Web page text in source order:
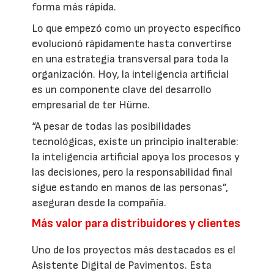
forma más rápida.
Lo que empezó como un proyecto específico
evolucionó rápidamente hasta convertirse
en una estrategia transversal para toda la
organización. Hoy, la inteligencia artificial
es un componente clave del desarrollo
empresarial de ter Hürne.
“A pesar de todas las posibilidades
tecnológicas, existe un principio inalterable:
la inteligencia artificial apoya los procesos y
las decisiones, pero la responsabilidad final
sigue estando en manos de las personas”,
aseguran desde la compañía.
Más valor para distribuidores y clientes
Uno de los proyectos más destacados es el
Asistente Digital de Pavimentos. Esta